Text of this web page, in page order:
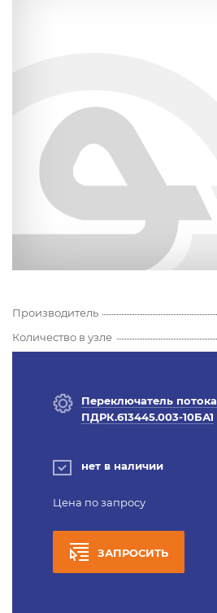
Производитель
Количество в узле
Переключатель потока
ПДРК.613445.003-10БА1
нет в наличии
Цена по запросу
ЗАПРОСИТЬ